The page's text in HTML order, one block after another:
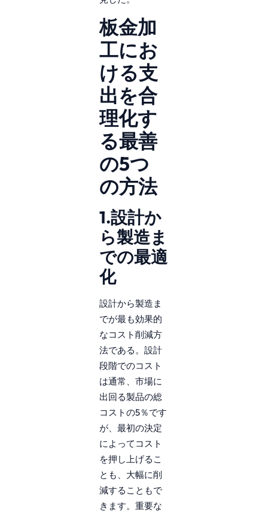
板金加
工にお
ける支
出を合
理化す
る最善
の5つ
の方法
1.設計か
ら製造ま
での最適
化
設計から製造ま
でが最も効果的
なコスト削減方
法である。設計
段階でのコスト
は通常、市場に
出回る製品の総
コストの5％です
が、最初の決定
によってコスト
を押し上げるこ
とも、大幅に削
減することもで
きます。重要な